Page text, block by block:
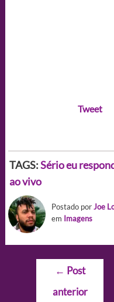
Tweet
TAGS:Sério eu
ao vivo
Postado porJoe
em Imagens
Navegação
Post
← Post
anterior